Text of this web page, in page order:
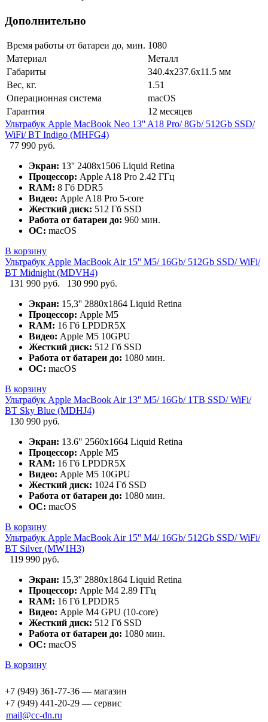
Дополнительно
Время работы от батареи до, мин. 1080
Материал
Металл
Габариты
340.4x237.6x11.5 мм
Вес, кг.
1.51
Операционная система
macOS
Гарантия
12 месяцев
Ультрабук Apple MacBook Neo 13'' A18 Pro/ 8Gb/ 512Gb SSD/
WiFi/ BT Indigo (MHFG4)
77 990 руб.
Экран: 13'' 2408x1506 Liquid Retina
Процессор: Apple A18 Pro 2.42 ГГц
RAM: 8 Гб DDR5
Видео: Apple A18 Pro 5-core
Жесткий диск: 512 Гб SSD
Работа от батареи до: 960 мин.
ОС: macOS
В корзину
Ультрабук Apple MacBook Air 15'' M5/ 16Gb/ 512Gb SSD/ WiFi/
BT Midnight (MDVH4)
131 990 руб.
130 990 руб.
Экран: 15,3'' 2880x1864 Liquid Retina
Процессор: Apple M5
RAM: 16 Гб LPDDR5X
Видео: Apple M5 10GPU
Жесткий диск: 512 Гб SSD
Работа от батареи до: 1080 мин.
ОС: macOS
В корзину
Ультрабук Apple MacBook Air 13'' M5/ 16Gb/ 1TB SSD/ WiFi/
BT Sky Blue (MDHJ4)
130 990 руб.
Экран: 13.6" 2560x1664 Liquid Retina
Процессор: Apple M5
RAM: 16 Гб LPDDR5X
Видео: Apple M5 10GPU
Жесткий диск: 1024 Гб SSD
Работа от батареи до: 1080 мин.
ОС: macOS
В корзину
Ультрабук Apple MacBook Air 15'' M4/ 16Gb/ 512Gb SSD/ WiFi/
BT Silver (MW1H3)
119 990 руб.
Экран: 15,3'' 2880x1864 Liquid Retina
Процессор: Apple M4 2.89 ГГц
RAM: 16 Гб LPDDR5
Видео: Apple M4 GPU (10-core)
Жесткий диск: 512 Гб SSD
Работа от батареи до: 1080 мин.
ОС: macOS
В корзину
+7 (949) 361-77-36 — магазин
+7 (949) 441-20-29 — сервис
mail@cc-dn.ru